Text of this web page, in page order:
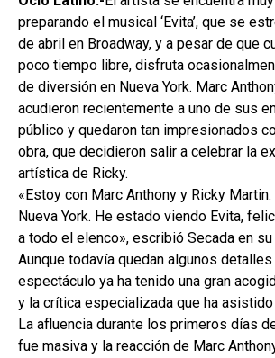
preparando el musical ‘Evita’, que se
de abril en Broadway, y a pesar de que
poco tiempo libre, disfruta
de diversión en Nueva York. Marc
acudieron recientemente a uno de sus
público y quedaron tan impresionados
obra, que decidieron salir a celebrar la
artística de Ricky.
«Estoy con Marc Anthony y Ricky
Nueva York. He estado viendo Evita,
a todo el elenco», escribió Secada en
Aunque todavía quedan algunos detalles
espectáculo ya ha tenido una gran
y la crítica especializada que ha
La afluencia durante los primeros días
fue masiva y la reacción de Marc